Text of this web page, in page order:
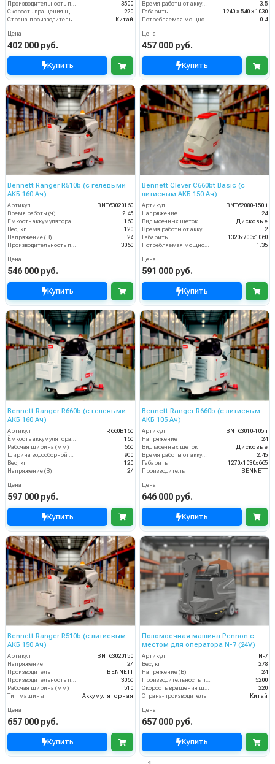
Производительность по площади (м2/ч)
3500
Скорость вращения щётки (об/мин)
220
Страна-производитель
Китай
Цена
402 000 руб.
Купить
Время работы от аккумуляторов (ч)
3.5
Габариты
1240 × 540 × 1030
Потребляемая мощность (кВт)
0.4
Цена
457 000 руб.
Купить
Bennett Ranger R510b (с гелевыми
АКБ 160 Ач)
Артикул
BNT63020160
Время работы (ч)
2.45
160
Вес, кг
120
Напряжение (В)
24
3060
Цена
546 000 руб.
Купить
Bennett Clever C660bt Basic (с
литиевым АКБ 150 Ач)
Артикул
BNT62080-150li
Напряжение
24
Вид моечных щеток
Дисковые
Время работы от аккумуляторов (ч)
2
Габариты
1320х700х1060
1.35
Цена
591 000 руб.
Купить
Bennett Ranger R660b (с гелевыми
АКБ 160 Ач)
Артикул
R660B160
160
Рабочая ширина (мм)
660
900
Вес, кг
120
Напряжение (В)
24
Цена
597 000 руб.
Купить
Bennett Ranger R660b (с литиевым
АКБ 105 Ач)
Артикул
BNT63010-105li
Напряжение
24
Вид моечных щеток
Дисковые
Время работы от аккумуляторов (ч)
2.45
Габариты
1270х1030х665
Производитель
BENNETT
Цена
646 000 руб.
Купить
Bennett Ranger R510b (с литиевым
АКБ 150 Ач)
Артикул
BNT63020150
Напряжение
24
Производитель
BENNETT
Производительность по площади
3060
Рабочая ширина (мм)
510
Тип машины
Аккумуляторная
Цена
657 000 руб.
Купить
Поломоечная машина Pennon с
местом для оператора N-7 (24V)
Артикул
N-7
Вес, кг
278
Напряжение (В)
24
Производительность по площади (м2/ч)
5200
Скорость вращения щётки (об/мин)
220
Страна-производитель
Китай
Цена
657 000 руб.
Купить